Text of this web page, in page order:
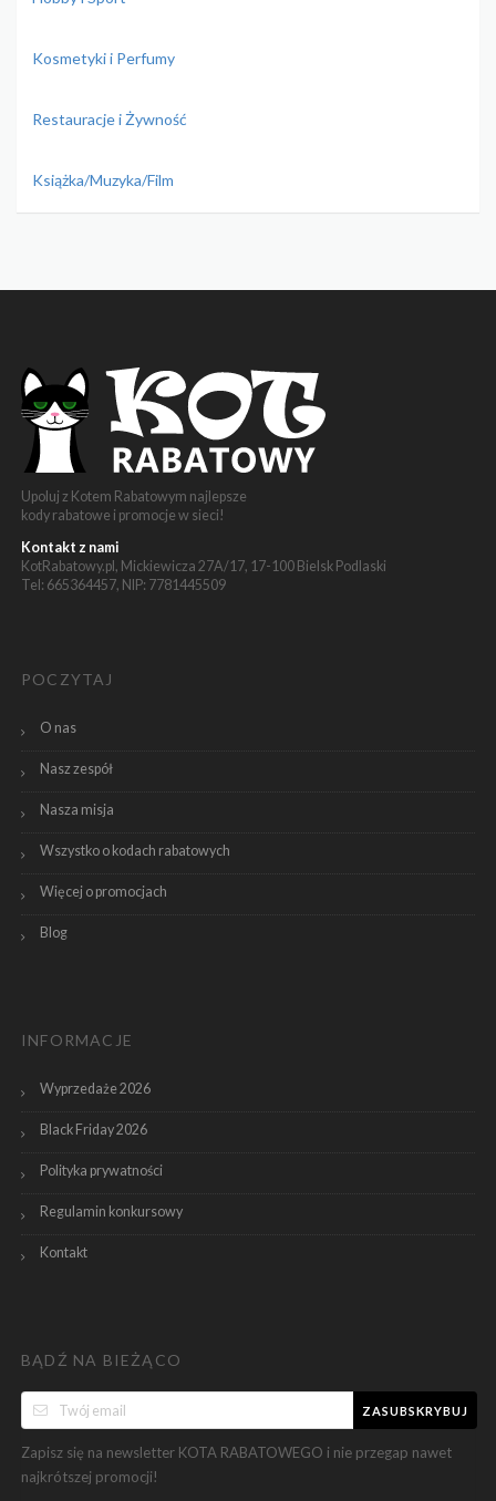
Kosmetyki i Perfumy
Restauracje i Żywność
Książka/Muzyka/Film
Upoluj z Kotem Rabatowym najlepsze
kody rabatowe i promocje w sieci!
Kontakt z nami
KotRabatowy.pl, Mickiewicza 27A/17, 17-100 Bielsk Podlaski
Tel: 665364457, NIP: 7781445509
POCZYTAJ
O nas
Nasz zespół
Nasza misja
Wszystko o kodach rabatowych
Więcej o promocjach
Blog
INFORMACJE
Wyprzedaże 2026
Black Friday 2026
Polityka prywatności
Regulamin konkursowy
Kontakt
BĄDŹ NA BIEŻĄCO
ZASUBSKRYBUJ
Zapisz się na newsletter KOTA RABATOWEGO i nie przegap nawet
najkrótszej promocji!